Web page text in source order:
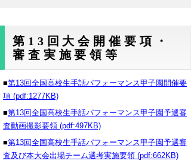
第13回大会開催要項・
審査実施要領等
■第13回全国高校生手話パフォーマンス甲子園開催要
項 (pdf:1277KB)
■第13回全国高校生手話パフォーマンス甲子園予選審
査動画撮影要領 (pdf:497KB)
■第13回全国高校生手話パフォーマンス甲子園予選審
査及び本大会出場チーム選考実施要領 (pdf:662KB)